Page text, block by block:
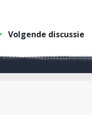
Volgende discussie